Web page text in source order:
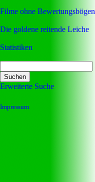
Filme ohne Bewertungsbögen
Die goldene reitende Leiche
Statistiken
Erweiterte Suche
Impressum